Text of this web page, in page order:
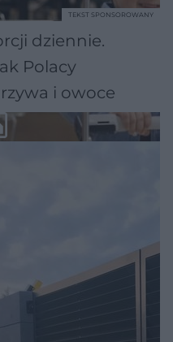
dziennie.
Polacy
i owoce
TEKST SPONSOROWANY